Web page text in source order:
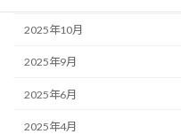
2025年10月
2025年9月
2025年6月
2025年4月